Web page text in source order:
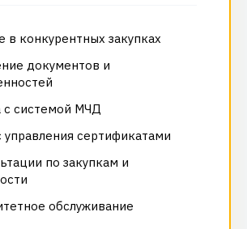
в конкурентных закупках
документов и
с системой МЧД
управления сертификатами
по закупкам и
обслуживание